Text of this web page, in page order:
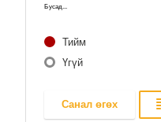
2025/11/22
Бусад...
Тийм
Үгүй
Санал өгөх